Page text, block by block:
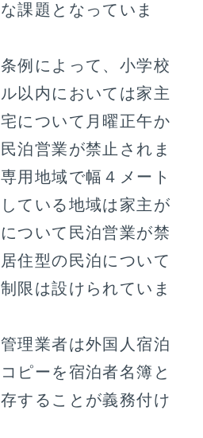
課題となっていま
例によって、小学校
以内においては家主
について月曜正午か
泊営業が禁止されま
用地域で幅４メート
ている地域は家主が
ついて民泊営業が禁
住型の民泊について
限は設けられていま
理業者は外国人宿泊
ピーを宿泊者名簿と
することが義務付け